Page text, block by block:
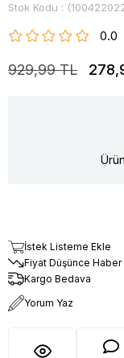
Stok Kodu
0.0
929,99 TL
İstek Listeme Ekle
Fiyat Düşünce Haber
Kargo Bedava
Yorum Yaz